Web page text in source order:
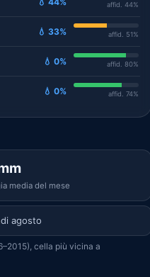
affid. 44%
💧 33% affid. 51%
💧 0% affid. 80%
💧 0% affid. 74%
media del mese
di agosto
cella più vicina a